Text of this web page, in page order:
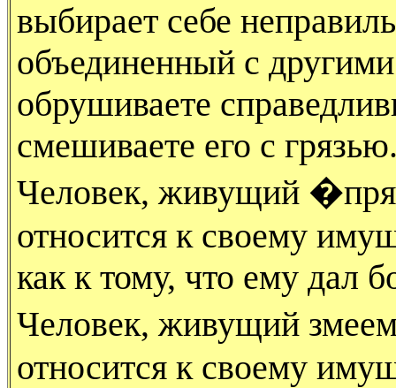
выбирает себе
объединенный с
обрушиваете
смешиваете его с
Человек, живущий
относится к своему
как к тому, что ему дал
Человек, живущий
относится к своему